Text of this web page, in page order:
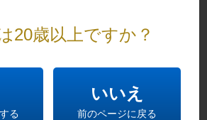
けし申し訳ございません。
品番号は現在取扱っておりません。
20歳以上ですか？
る
いいえ
前のページに戻る